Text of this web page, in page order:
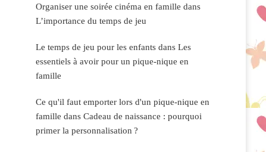
Organiser une soirée cinéma en famille dans
L’importance du temps de jeu
Le temps de jeu pour les enfantsdans Les
essentiels à avoir pour un pique-nique en
famille
Ce qu'il faut emporter lors d'un pique-nique en
famille dans Cadeau de naissance : pourquoi
primer la personnalisation ?